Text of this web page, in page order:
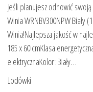
Jeśli planujesz odnowić
Winia WRNBV300NPW Biały
Winia!Najlepsza jakość w
185 x 60 cmKlasa
elektrycznaKolor: Biały…
Lodówki